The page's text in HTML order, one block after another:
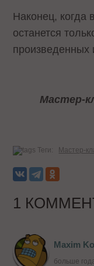
Наконец, когда
останется
произведенных
Мастер-
Теги: Мастер-
1
Maxim
больше